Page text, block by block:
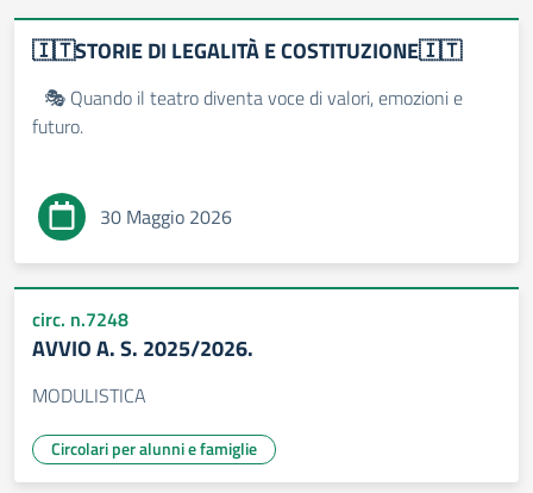
🇮🇹STORIE DI LEGALITÀ E COSTITUZIONE🇮🇹
🎭 Quando il teatro diventa voce di valori, emozioni e
futuro.
30 Maggio 2026
circ. n.7248
AVVIO A. S. 2025/2026.
MODULISTICA
Circolari per alunni e famiglie